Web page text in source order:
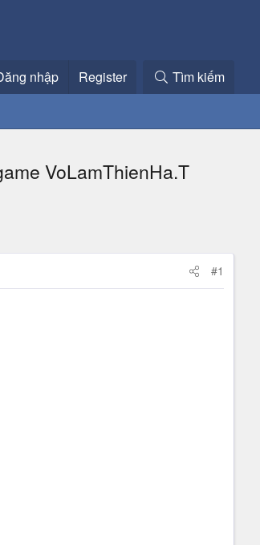
nhập Register Tìm kiếm
VoLamThienHa.T
#1